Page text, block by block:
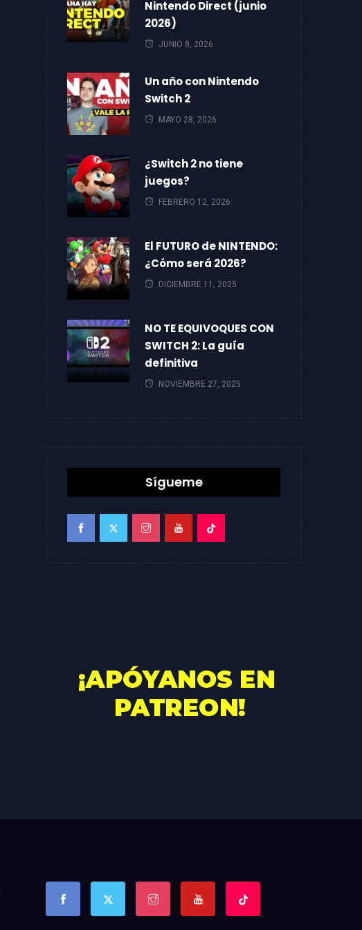
Nintendo Direct (junio
2026)
JUNIO 8, 2026
Un año con Nintendo
Switch 2
MAYO 28, 2026
¿Switch 2 no tiene
juegos?
FEBRERO 12, 2026
El FUTURO de NINTENDO:
¿Cómo será 2026?
DICIEMBRE 11, 2025
NO TE EQUIVOQUES CON
SWITCH 2: La guía
definitiva
NOVIEMBRE 27, 2025
Sígueme